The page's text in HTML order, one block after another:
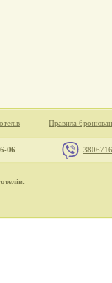
Правила
06